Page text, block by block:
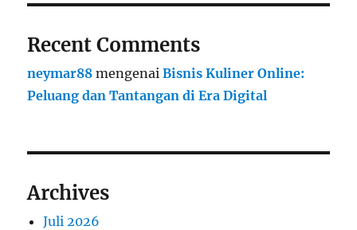
Recent Comments
neymar88 mengenaiBisnis Kuliner Online:
Peluang dan Tantangan di Era Digital
Archives
Juli 2026